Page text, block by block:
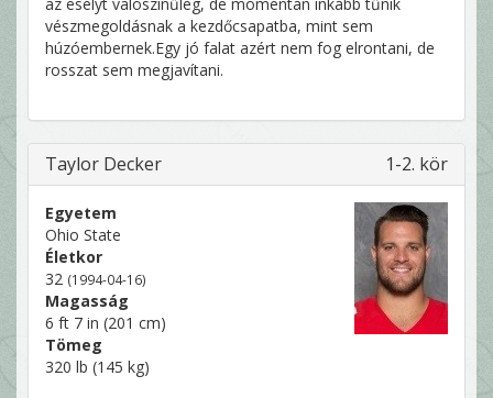
vészmegoldásnak a kezdőcsapatba, mint sem
húzóembernek.Egy jó falat azért nem fog elrontani, de
rosszat sem megjavítani.
Taylor Decker 1-2. kör
Egyetem
Ohio State
Életkor
32 (1994-04-16)
Magasság
6 ft 7 in (201 cm)
Tömeg
320 lb (145 kg)